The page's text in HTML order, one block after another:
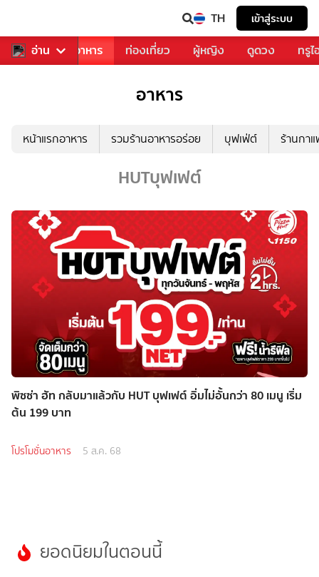
TH เข้าสู่ระบบ
อ่าน
การเพลง อาหาร ท่องเที่ยว ผู้หญิง ดูดวง ทรู
อาหาร
หน้าแรกอาหาร รวมร้านอาหารอร่อย บุฟเฟ่ต์ ร้านกา
HUTบุฟเฟต์
พิซซ่า ฮัท กลับมาแล้วกับ HUT บุฟเฟต์ อิ่มไม่อั้นกว่า 80 เมนู เริ่ม
ต้น 199 บาท
โปรโมชั่นอาหาร 5 ส.ค. 68
ยอดนิยมในตอนนี้